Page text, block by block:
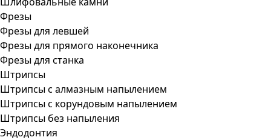
Фрезы
Фрезы для левшей
Фрезы для прямого наконечника
Фрезы для станка
Штрипсы
Штрипсы c алмазным напылением
Штрипсы c корундовым напылением
Штрипсы без напыления
Эндодонтия